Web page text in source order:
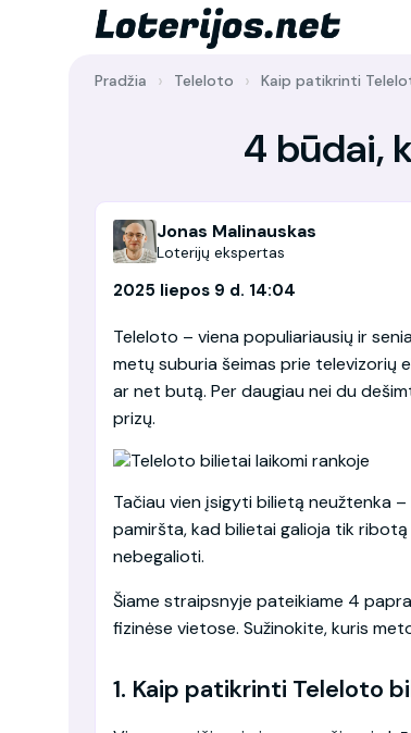
Pradžia Teleloto Kaip patikrinti
4 būdai,
Jonas Malinauskas
Loterijų ekspertas
2025 liepos 9 d. 14:04
Teleloto – viena populiariausių ir
metų suburia šeimas prie televizorių
ar net butą. Per daugiau nei du
prizų.
Tačiau vien įsigyti bilietą neužtenka
pamiršta, kad bilietai galioja tik
nebegalioti.
Šiame straipsnyje pateikiame 4
fizinėse vietose. Sužinokite, kuris
1. Kaip patikrinti Teleloto